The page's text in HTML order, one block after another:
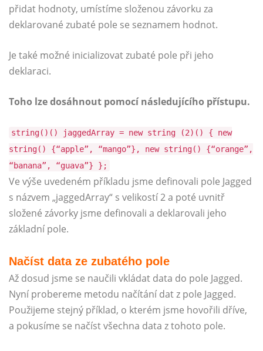
přidat hodnoty, umístíme složenou závorku za
deklarované zubaté pole se seznamem hodnot.
Je také možné inicializovat zubaté pole při jeho
deklaraci.
Toho lze dosáhnout pomocí následujícího přístupu.
string()() jaggedArray = new string (2)() { new
string() {“apple”, “mango”}, new string() {“orange”,
“banana”, “guava”} };
Ve výše uvedeném příkladu jsme definovali pole Jagged
s názvem „jaggedArray“ s velikostí 2 a poté uvnitř
složené závorky jsme definovali a deklarovali jeho
základní pole.
Načíst data ze zubatého pole
Až dosud jsme se naučili vkládat data do pole Jagged.
Nyní probereme metodu načítání dat z pole Jagged.
Použijeme stejný příklad, o kterém jsme hovořili dříve,
a pokusíme se načíst všechna data z tohoto pole.